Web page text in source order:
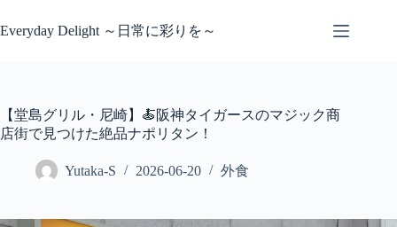
ン
ス
キ
Everyday Delight ～日常に彩りを～
【堂島グリル・尼崎】🍝阪神タイガースのマジック商
店街で見つけた絶品ナポリタン！
Yutaka-S 2026-06-20 外食